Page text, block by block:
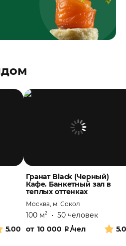
5.00
Гранат Black (Черный)
Кафе. Банкетный зал в
теплых оттенках
Москва, м. Сокол
100 м2 • 50 человек
от10 000 ₽/чел